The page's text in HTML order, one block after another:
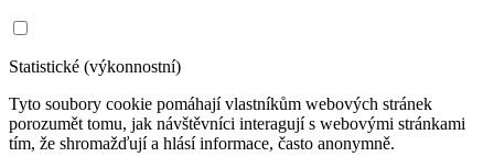
Statistické (výkonnostní)
Tyto soubory cookie pomáhají vlastníkům webových stránek
porozumět tomu, jak návštěvníci interagují s webovými stránkami
tím, že shromažďují a hlásí informace, často anonymně.